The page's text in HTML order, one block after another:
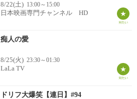
8/22(土) 13:00～15:00
日本映画専門チャンネル HD
痴人の愛
8/25(火) 23:30～01:30
LaLa TV
ドリフ大爆笑【連日】#94